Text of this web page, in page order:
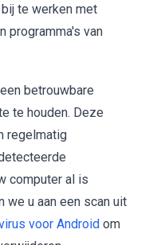
te werken met
programma's van
betrouwbare
te houden. Deze
regelmatig
computer al is
u aan een scan uit
voor Android om